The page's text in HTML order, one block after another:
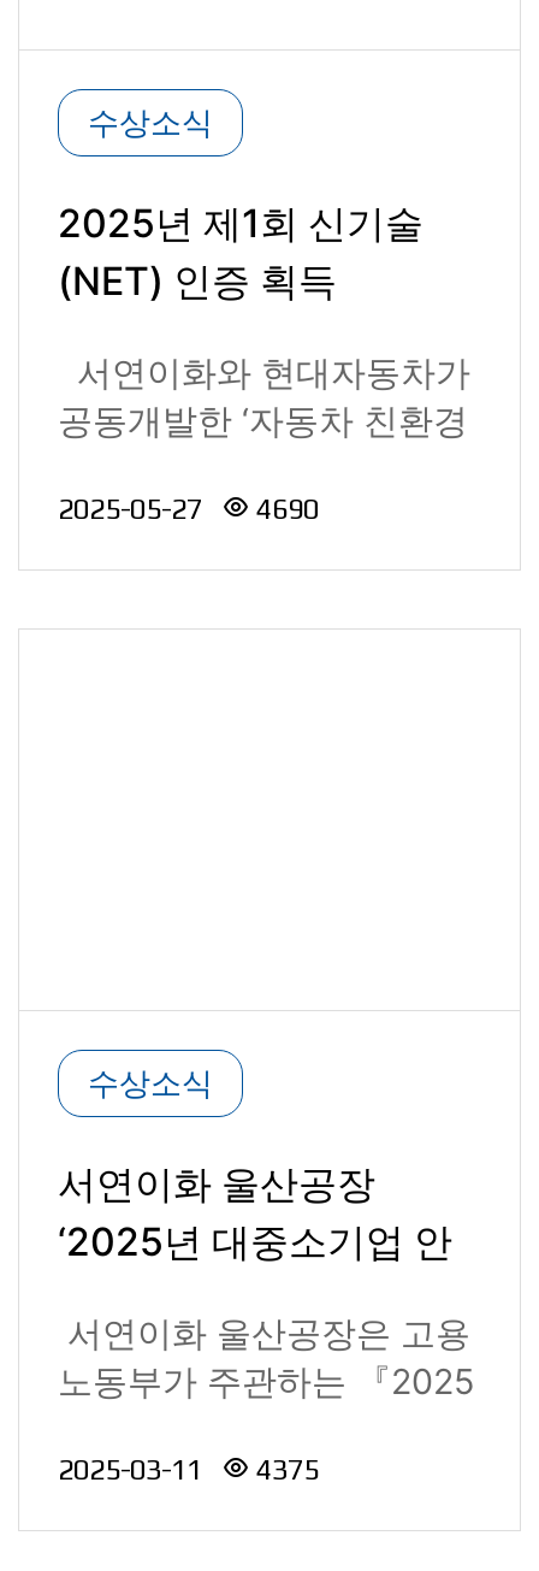
수상소식
2025년 제1회 신기술
(NET) 인증 획득
서연이화와 현대자동차가
공동개발한 ‘자동차 친환경
2025-05-27 4690
수상소식
서연이화 울산공장
‘2025년 대중소기업 안
수기업' 수상
서연이화 울산공장은 고용
노동부가 주관하는 『2025
생협력사업..
2025-03-11 4375